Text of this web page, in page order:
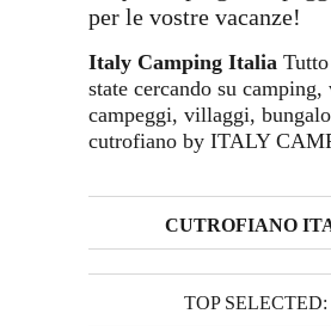
per le vostre vacanze!
Italy Camping Italia
state cercando su
campeggi, villaggi,
cutrofiano by ITALY
CUTROFIANO
TOP SELECTED: